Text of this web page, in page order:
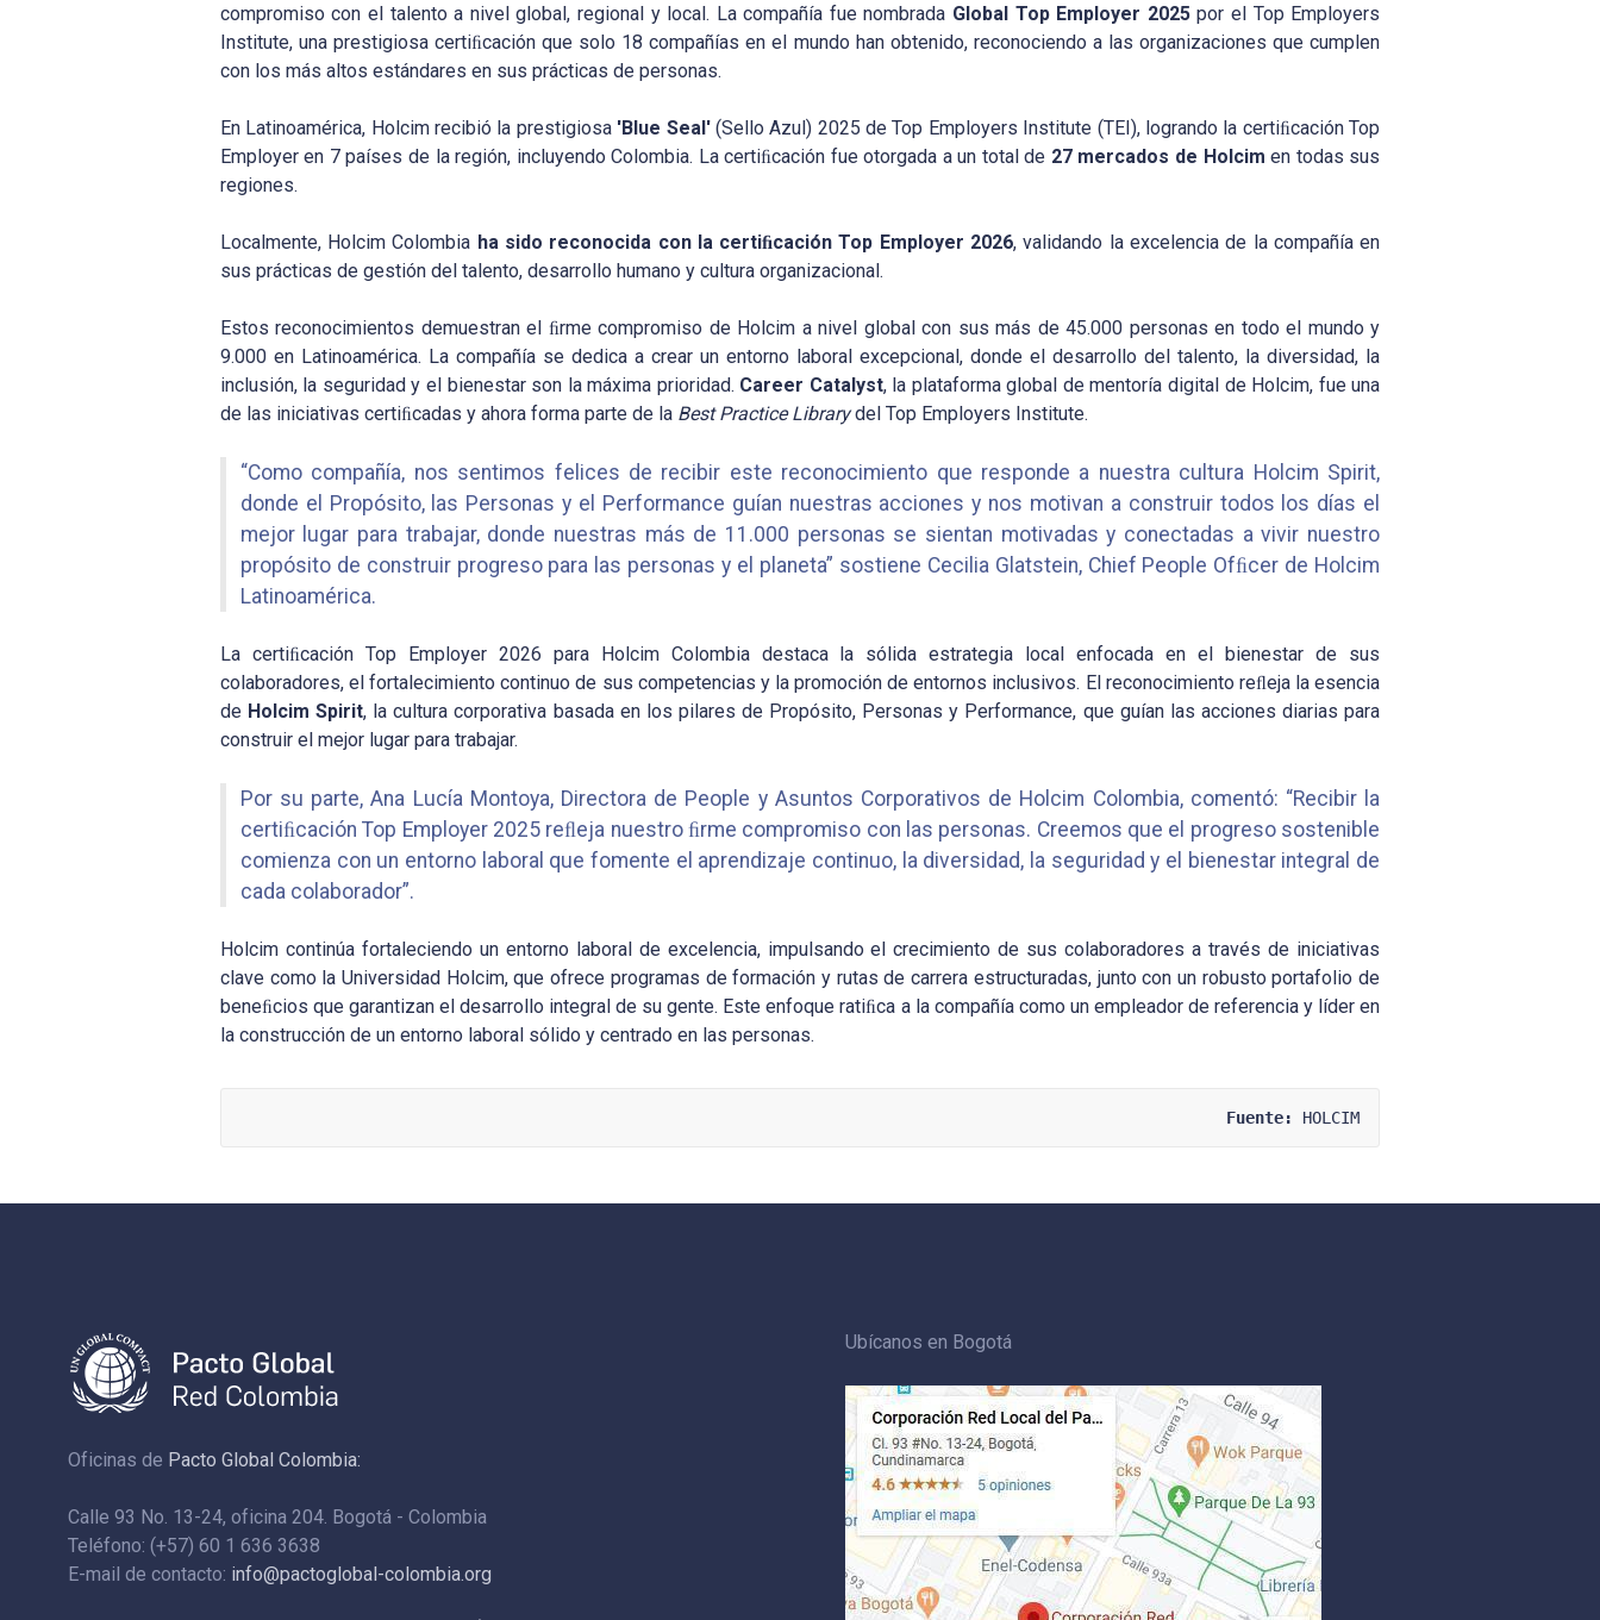
compromiso con el talento a nivel global, regional y local. La compañía fue nombrada Global Top Employer 2025 por el Top Employers
Institute, una prestigiosa certiﬁcación que solo 18 compañías en el mundo han obtenido, reconociendo a las organizaciones que cumplen
con los más altos estándares en sus prácticas de personas.
En Latinoamérica, Holcim recibió la prestigiosa 'Blue Seal' (Sello Azul) 2025 de Top Employers Institute (TEI), logrando la certiﬁcación Top
Employer en 7 países de la región, incluyendo Colombia. La certiﬁcación fue otorgada a un total de 27 mercados de Holcimen todas sus
regiones.
Localmente, Holcim Colombia ha sido reconocida con la certiﬁcación Top Employer 2026, validando la excelencia de la compañía en
sus prácticas de gestión del talento, desarrollo humano y cultura organizacional.
Estos reconocimientos demuestran el ﬁrme compromiso de Holcim a nivel global con sus más de 45.000 personas en todo el mundo y
9.000 en Latinoamérica. La compañía se dedica a crear un entorno laboral excepcional, donde el desarrollo del talento, la diversidad, la
inclusión, la seguridad y el bienestar son la máxima prioridad. Career Catalyst, la plataforma global de mentoría digital de Holcim, fue una
de las iniciativas certiﬁcadas y ahora forma parte de la Best Practice Librarydel Top Employers Institute.
“Como compañía, nos sentimos felices de recibir este reconocimiento que responde a nuestra cultura Holcim Spirit,
donde el Propósito, las Personas y el Performance guían nuestras acciones y nos motivan a construir todos los días el
mejor lugar para trabajar, donde nuestras más de 11.000 personas se sientan motivadas y conectadas a vivir nuestro
propósito de construir progreso para las personas y el planeta” sostiene Cecilia Glatstein, Chief People Ofﬁcer de Holcim
Latinoamérica.
La certiﬁcación Top Employer 2026 para Holcim Colombia destaca la sólida estrategia local enfocada en el bienestar de sus
colaboradores, el fortalecimiento continuo de sus competencias y la promoción de entornos inclusivos. El reconocimiento reﬂeja la esencia
de Holcim Spirit, la cultura corporativa basada en los pilares de Propósito, Personas y Performance, que guían las acciones diarias para
construir el mejor lugar para trabajar.
Por su parte, Ana Lucía Montoya, Directora de People y Asuntos Corporativos de Holcim Colombia, comentó: “Recibir la
certiﬁcación Top Employer 2025 reﬂeja nuestro ﬁrme compromiso con las personas. Creemos que el progreso sostenible
comienza con un entorno laboral que fomente el aprendizaje continuo, la diversidad, la seguridad y el bienestar integral de
cada colaborador”.
Holcim continúa fortaleciendo un entorno laboral de excelencia, impulsando el crecimiento de sus colaboradores a través de iniciativas
clave como la Universidad Holcim, que ofrece programas de formación y rutas de carrera estructuradas, junto con un robusto portafolio de
beneﬁcios que garantizan el desarrollo integral de su gente. Este enfoque ratiﬁca a la compañía como un empleador de referencia y líder en
la construcción de un entorno laboral sólido y centrado en las personas.
Fuente: HOLCIM
Oficinas de Pacto Global Colombia:
Calle 93 No. 13-24, oficina 204. Bogotá - Colombia
Teléfono: (+57) 60 1 636 3638
E-mail de contacto: info@pactoglobal-colombia.org
Ubícanos en Bogotá